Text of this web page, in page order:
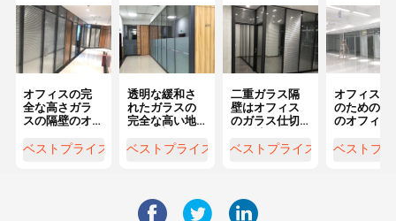
オフィスの完
全な高さガラ
スの隔壁のオ
インドが付い
ベストプライス
透明な緩和さ
れたガラスの
完全な高い地
Framelessガ
ベストプライス
二重ガラス隔
壁はオフィス
のガラス仕切
のガラスを和
ベストプライス
オフィス
のための良
のオフィス
一ガラス
ベストプ